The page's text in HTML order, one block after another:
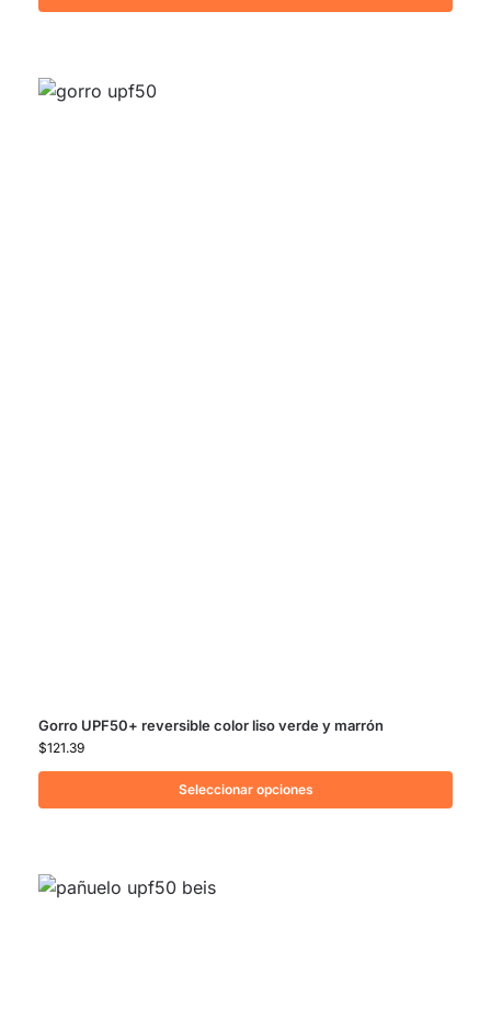
Gorro UPF50+ reversible color liso verde y marrón
$121.39
Seleccionar opciones